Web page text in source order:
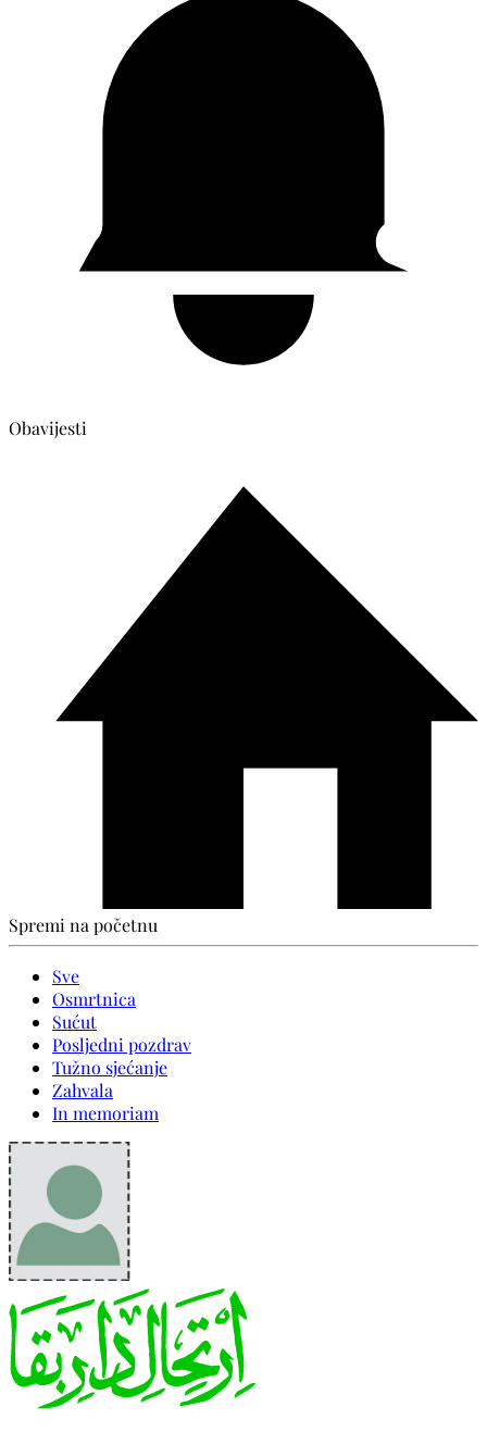
Obavijesti
Spremi na početnu
Sve
Osmrtnica
Sućut
Posljedni pozdrav
Tužno sjećanje
Zahvala
In memoriam